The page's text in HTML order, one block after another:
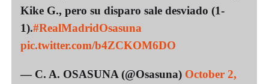
Kike G., pero su disparo sale desviado (1-
1).#RealMadridOsasuna
pic.twitter.com/b4ZCKOM6DO
— C. A. OSASUNA (@Osasuna) October 2,